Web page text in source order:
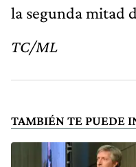
la segunda mitad
TC/ML
TAMBIÉN TE PUEDE